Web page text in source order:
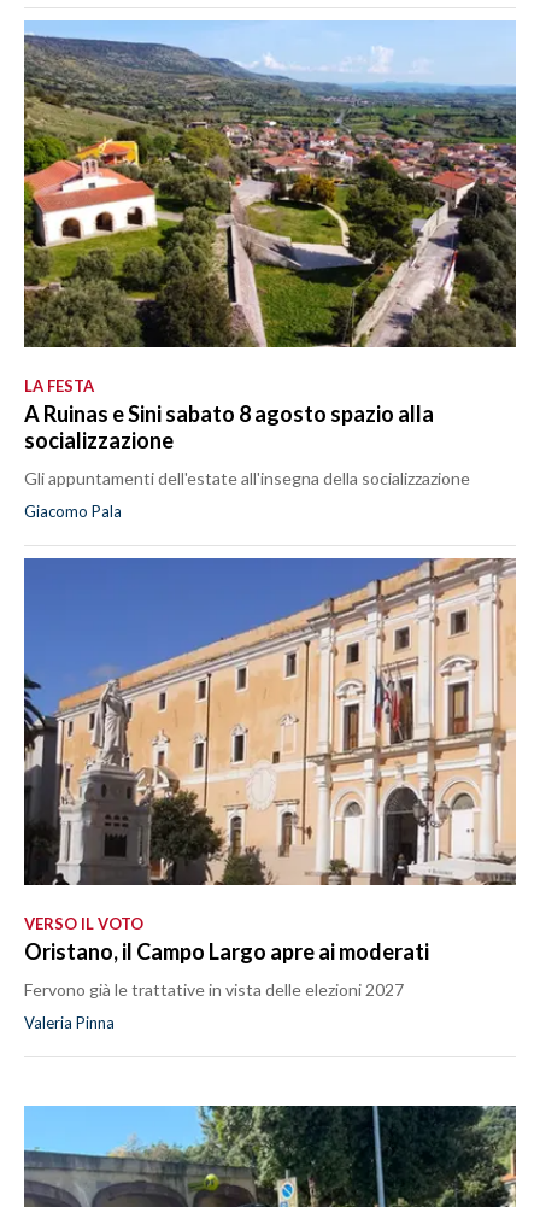
LA FESTA
A Ruinas e Sini sabato 8 agosto spazio alla
socializzazione
Gli appuntamenti dell'estate all'insegna della socializzazione
Giacomo Pala
VERSO IL VOTO
Oristano, il Campo Largo apre ai moderati
Fervono già le trattative in vista delle elezioni 2027
Valeria Pinna